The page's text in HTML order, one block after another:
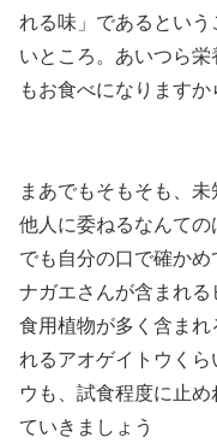
れる味」であるとい
いところ。あいつら
もお食べになります
まあでもそもそも、未
他人に委ねるなんて
でも自分の口で確かめ
ナガエさんが含まれ
食用植物が多く含ま
れるアオゲイトウく
ウも、試食程度に止
ていきましょう